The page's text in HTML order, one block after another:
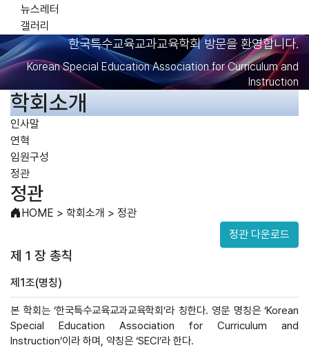
뉴스레터
갤러리
한국특수교육교과교육학회 방문을 환영합니다.
Korean Special Education Association for Curriculum and
Instruction
학회소개
인사말
연혁
임원구성
정관
정관
HOME > 학회소개 > 정관
정관 다운로드
제 1 장 총칙
제1조(명칭)
본 학회는 ‘한국특수교육교과교육학회’라 칭한다. 영문 명칭은 ‘Korean
Special Education Association for Curriculum and
Instruction’이라 하며, 약칭은 ‘SECI’라 한다.